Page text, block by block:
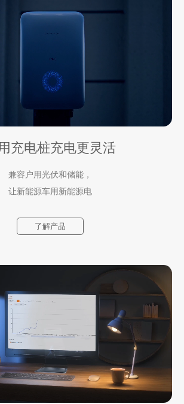
充电桩充电更灵活
兼容户用光伏和储能，
让新能源车用新能源电
了解产品